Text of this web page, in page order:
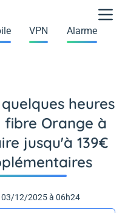
VPN Alarme
heures
Orange à
jusqu'à 139€
03/12/2025 à 06h24